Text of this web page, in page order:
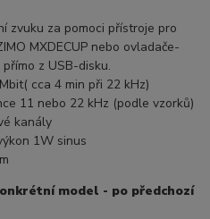
zvuku za pomoci přístroje pro
MXDECUP nebo ovladače-
z USB-disku.
cca 4 min při 22 kHz)
11 nebo 22 kHz (podle vzorků)
kanály
1W sinus
model - po předchozí